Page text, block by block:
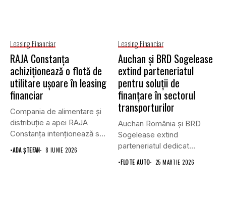
Leasing Financiar
RAJA Constanța
achiziționează o flotă de
utilitare ușoare în leasing
financiar
Compania de alimentare și
distribuție a apei RAJA
Constanța intenționează să
achiziționeze...
•ADA ȘTEFAN 8 IUNIE 2026
Leasing Financiar
Auchan și BRD Sogelease
extind parteneriatul
pentru soluții de
finanțare în sectorul
transporturilor
Auchan România și BRD
Sogelease extind
parteneriatul dedicat
furnizorilor și companiilor
•FLOTE AUTO 25 MARTIE 2026